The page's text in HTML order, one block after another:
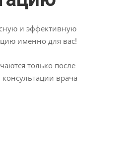
и эффективную
именно для вас!
только после
врача